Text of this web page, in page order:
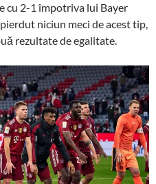
cu 2-1 împotriva lui Bayer
niciun meci de acest tip,
rezultate de egalitate.